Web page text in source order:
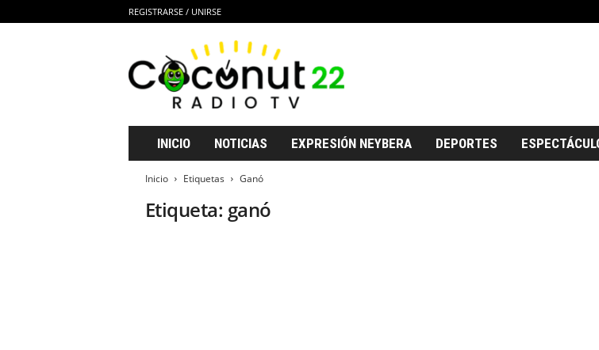
REGISTRARSE / UNIRSE
c
o
INICIO NOTICIAS EXPRESIÓN NEYBERA DEPORTES
Inicio Etiquetas Ganó
Etiqueta: ganó